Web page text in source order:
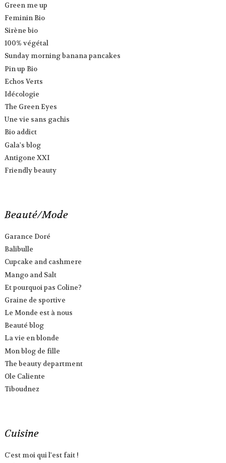
Green me up
Feminin Bio
Sirène bio
100% végétal
Sunday morning banana pancakes
Pin up Bio
Echos Verts
Idécologie
The Green Eyes
Une vie sans gachis
Bio addict
Gala's blog
Antigone XXI
Friendly beauty
Beauté/Mode
Garance Doré
Balibulle
Cupcake and cashmere
Mango and Salt
Et pourquoi pas Coline?
Graine de sportive
Le Monde est à nous
Beauté blog
La vie en blonde
Mon blog de fille
The beauty department
Ole Caliente
Tiboudnez
Cuisine
C'est moi qui l'est fait !